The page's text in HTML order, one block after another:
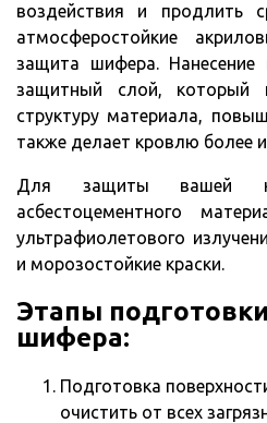
воздействия и продлить
атмосферостойкие
защита шифера. Нанесение
защитный слой, который
структуру материала,
также делает кровлю более
Для защиты вашей
асбестоцементного
ультрафиолетового
и морозостойкие краски.
Этапы
шифера:
Подготовка
очистить от всех